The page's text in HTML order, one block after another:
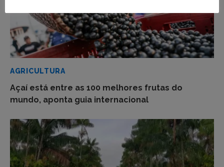
AGRICULTURA
Açaí está entre as 100 melhores frutas do
mundo, aponta guia internacional